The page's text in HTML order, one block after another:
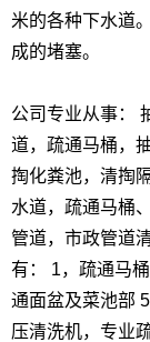
米的各种下水道
成的堵塞。
公司专业从事：
道，疏通马桶，
掏化粪池，清掏
水道，疏通马桶
管道，市政管道
有： 1，疏通马
通面盆及菜池部
压清洗机，专业